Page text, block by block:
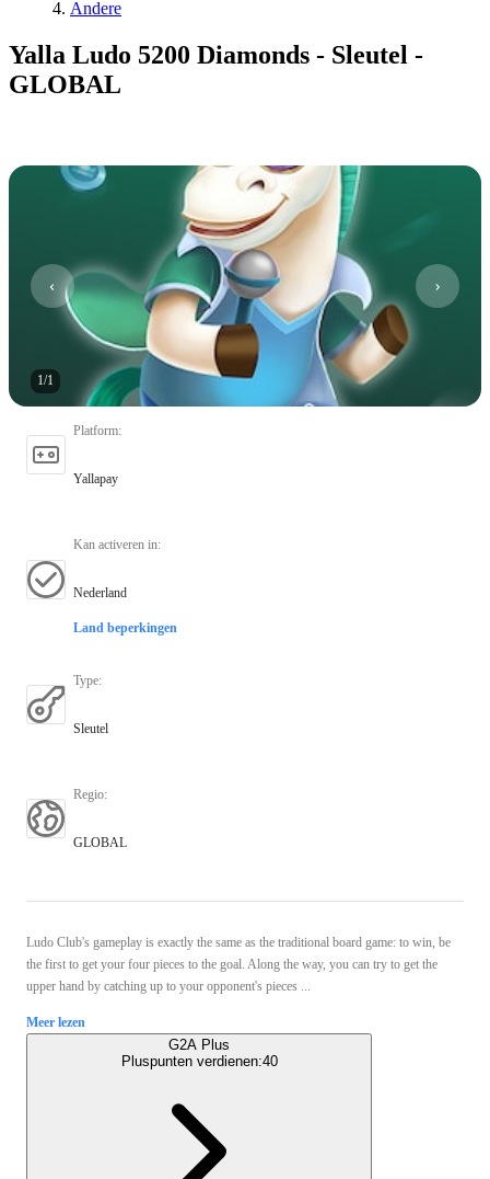
Andere
Yalla Ludo 5200 Diamonds - Sleutel -
GLOBAL
1/1
Platform:
Yallapay
Kan activeren in:
Nederland
Land beperkingen
Type:
Sleutel
Regio:
GLOBAL
Ludo Club's gameplay is exactly the same as the traditional board game: to win, be
the first to get your four pieces to the goal. Along the way, you can try to get the
upper hand by catching up to your opponent's pieces ...
Meer lezen
G2A Plus
Pluspunten verdienen:40